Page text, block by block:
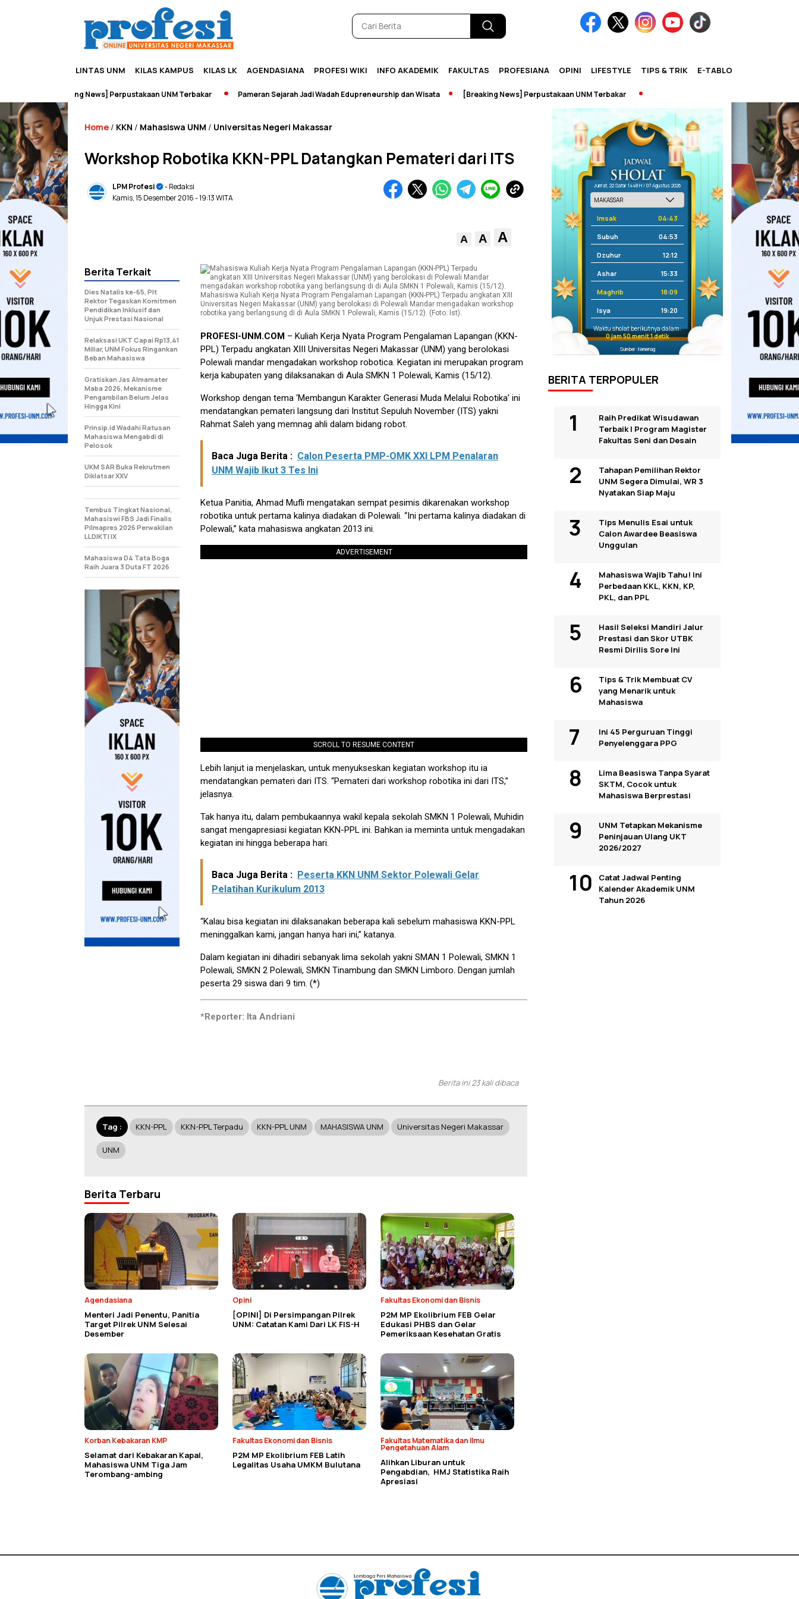
LINTAS UNM KILAS KAMPUS KILAS LK AGENDASIANA PROFESI WIKI INFO AKADEMIK FAKULTAS PROFESIANA OPINI LIFESTYLE TIPS & TRIK E-TABLOID
[Breaking News] Perpustakaan UNM Terbakar Pameran Sejarah Jadi Wadah Edupreneurship dan Wisata [Breaking News] Perpustakaan UNM Terbakar
Home / KKN / Mahasiswa UNM / Universitas Negeri Makassar
Workshop Robotika KKN-PPL Datangkan Pemateri dari ITS
LPM Profesi
- Redaksi
Kamis, 15 Desember 2016- 19:13 WITA
A A A
Mahasiswa Kuliah Kerja Nyata Program Pengalaman Lapangan (KKN-PPL) Terpadu angkatan XIII
Universitas Negeri Makassar (UNM) yang berolokasi di Polewali Mandar mengadakan workshop
robotika yang berlangsung di di Aula SMKN 1 Polewali, Kamis (15/12). (Foto: Ist).
PROFESI-UNM.COM – Kuliah Kerja Nyata Program Pengalaman Lapangan (KKN-
PPL) Terpadu angkatan XIII Universitas Negeri Makassar (UNM) yang berolokasi
Polewali mandar mengadakan workshop robotica. Kegiatan ini merupakan program
kerja kabupaten yang dilaksanakan di Aula SMKN 1 Polewali, Kamis (15/12).
Workshop dengan tema ‘Membangun Karakter Generasi Muda Melalui Robotika’ ini
mendatangkan pemateri langsung dari Institut Sepuluh November (ITS) yakni
Rahmat Saleh yang memnag ahli dalam bidang robot.
Baca Juga Berita : Calon Peserta PMP-OMK XXI LPM Penalaran
UNM Wajib Ikut 3 Tes Ini
Ketua Panitia, Ahmad Mufli mengatakan sempat pesimis dikarenakan workshop
robotika untuk pertama kalinya diadakan di Polewali. “Ini pertama kalinya diadakan di
Polewali,” kata mahasiswa angkatan 2013 ini.
ADVERTISEMENT
SCROLL TO RESUME CONTENT
Lebih lanjut ia menjelaskan, untuk menyukseskan kegiatan workshop itu ia
mendatangkan pemateri dari ITS. “Pemateri dari workshop robotika ini dari ITS,”
jelasnya.
Tak hanya itu, dalam pembukaannya wakil kepala sekolah SMKN 1 Polewali, Muhidin
sangat mengapresiasi kegiatan KKN-PPL ini. Bahkan ia meminta untuk mengadakan
kegiatan ini hingga beberapa hari.
Baca Juga Berita : Peserta KKN UNM Sektor Polewali Gelar
Pelatihan Kurikulum 2013
“Kalau bisa kegiatan ini dilaksanakan beberapa kali sebelum mahasiswa KKN-PPL
meninggalkan kami, jangan hanya hari ini,” katanya.
Dalam kegiatan ini dihadiri sebanyak lima sekolah yakni SMAN 1 Polewali, SMKN 1
Polewali, SMKN 2 Polewali, SMKN Tinambung dan SMKN Limboro. Dengan jumlah
peserta 29 siswa dari 9 tim. (*)
*Reporter: Ita Andriani
Berita Terkait
Dies Natalis ke-65, Plt
Rektor Tegaskan Komitmen
Pendidikan Inklusif dan
Unjuk Prestasi Nasional
Relaksasi UKT Capai Rp13,41
Miliar, UNM Fokus Ringankan
Beban Mahasiswa
Gratiskan Jas Almamater
Maba 2026, Mekanisme
Pengambilan Belum Jelas
Hingga Kini
Prinsip.id Wadahi Ratusan
Mahasiswa Mengabdi di
Pelosok
UKM SAR Buka Rekrutmen
Diklatsar XXV
Tembus Tingkat Nasional,
Mahasiswi FBS Jadi Finalis
Pilmapres 2026 Perwakilan
LLDIKTI IX
Mahasiswa D4 Tata Boga
Raih Juara 3 Duta FT 2026
Berita ini 23 kali dibaca
Tag : KKN-PPL KKN-PPL Terpadu KKN-PPL UNM MAHASISWA UNM Universitas Negeri Makassar
UNM
Berita Terbaru
Agendasiana
Menteri Jadi Penentu, Panitia
Target Pilrek UNM Selesai
Desember
Opini
[OPINI] Di Persimpangan Pilrek
UNM: Catatan Kami Dari LK FIS-H
Fakultas Ekonomi dan Bisnis
P2M MP Ekolibrium FEB Gelar
Edukasi PHBS dan Gelar
Pemeriksaan Kesehatan Gratis
Korban Kebakaran KMP
Selamat dari Kebakaran Kapal,
Mahasiswa UNM Tiga Jam
Terombang-ambing
Fakultas Ekonomi dan Bisnis
P2M MP Ekolibrium FEB Latih
Legalitas Usaha UMKM Bulutana
Fakultas Matematika dan Ilmu
Pengetahuan Alam
Alihkan Liburan untuk
Pengabdian, HMJ Statistika Raih
Apresiasi
Jum'at, 22 Safar 1448 H / 07 Agustus 2026
Imsak 04:43
Subuh 04:53
Dzuhur 12:12
Ashar 15:33
Maghrib 18:09
Isya 19:20
Waktu sholat berikutnya dalam:
0 jam 50 menit 0 detik
Sumber: Kemenag
BERITA TERPOPULER
Raih Predikat Wisudawan
Terbaik I Program Magister
Fakultas Seni dan Desain
Tahapan Pemilihan Rektor
UNM Segera Dimulai, WR 3
Nyatakan Siap Maju
Tips Menulis Esai untuk
Calon Awardee Beasiswa
Unggulan
Mahasiswa Wajib Tahu! Ini
Perbedaan KKL, KKN, KP,
PKL, dan PPL
Hasil Seleksi Mandiri Jalur
Prestasi dan Skor UTBK
Resmi Dirilis Sore Ini
Tips & Trik Membuat CV
yang Menarik untuk
Mahasiswa
Ini 45 Perguruan Tinggi
Penyelenggara PPG
Lima Beasiswa Tanpa Syarat
SKTM, Cocok untuk
Mahasiswa Berprestasi
UNM Tetapkan Mekanisme
Peninjauan Ulang UKT
2026/2027
Catat Jadwal Penting
Kalender Akademik UNM
Tahun 2026